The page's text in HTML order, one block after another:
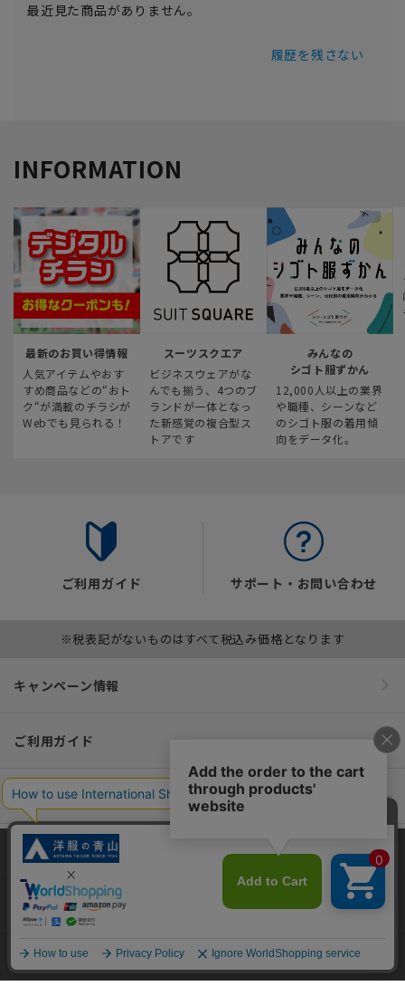
最近見た商品がありません。
履歴を残さない
INFORMATION
最新のお買い得情報
人気アイテムやおす
すめ商品などの“おト
ク“が満載のチラシが
Webでも見られる！
スーツスクエア
ビジネスウェアがな
んでも揃う、4つのブ
ランドが一体となっ
た新感覚の複合型ス
トアです
みんなの
シゴト服ずかん
12,000人以上の業界
や職種、シーンなど
のシゴト服の着用傾
向をデータ化。
ご利用ガイド サポート・お問い合わせ
※税表記がないものはすべて税込み価格となります
キャンペーン情報
ご利用ガイド
便利なサービス
インフォメーション
おすすめコンテンツ
ポリシー・企業情報
当サイトでは、快適な閲覧体験とコンテンツ改善のためにCookieを使用
しています。閲覧を続けることで、Cookieの使用に同意したものとみな
します。詳細については
同意して閉じる